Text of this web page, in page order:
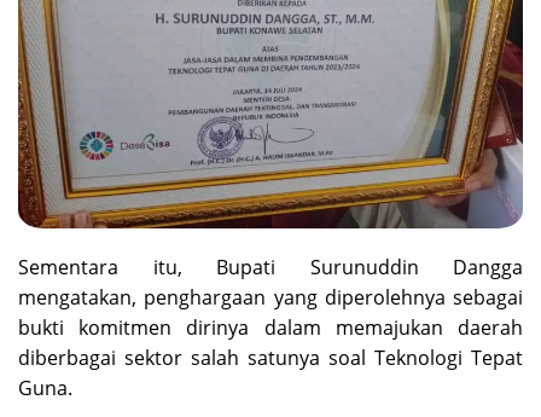
Sementara itu, Bupati Surunuddin Dangga
mengatakan, penghargaan yang diperolehnya sebagai
bukti komitmen dirinya dalam memajukan daerah
diberbagai sektor salah satunya soal Teknologi Tepat
Guna.